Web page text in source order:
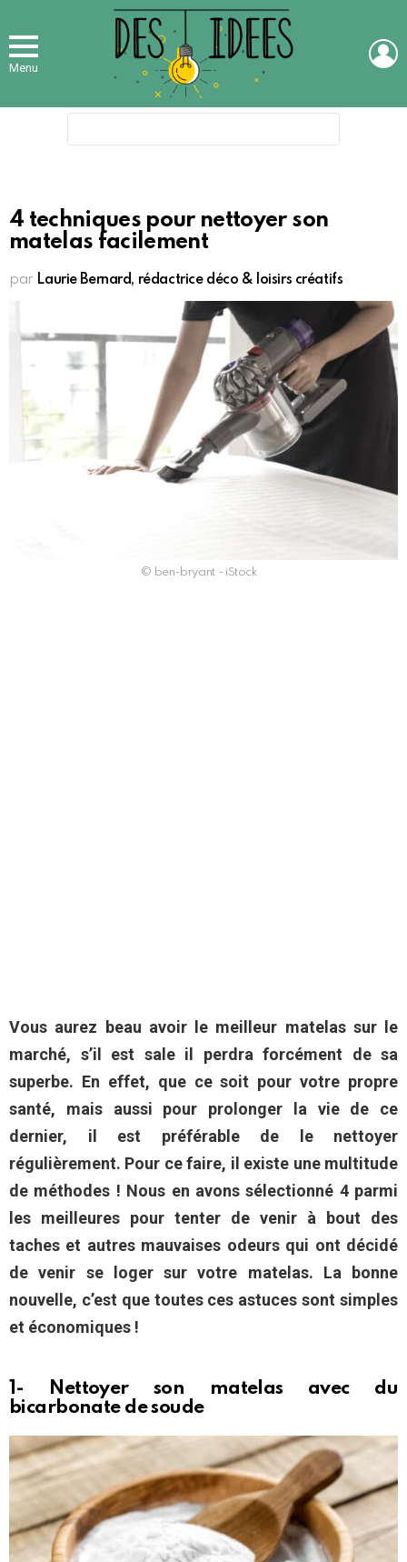
Menu
4 techniques pour nettoyer son
matelas facilement
par Laurie Bernard, rédactrice déco & loisirs créatifs
© ben-bryant - iStock
Vous aurez beau avoir le meilleur matelas sur le
marché, s’il est sale il perdra forcément de sa
superbe. En effet, que ce soit pour votre propre
santé, mais aussi pour prolonger la vie de ce
dernier, il est préférable de le nettoyer
régulièrement. Pour ce faire, il existe une multitude
de méthodes ! Nous en avons sélectionné 4 parmi
les meilleures pour tenter de venir à bout des
taches et autres mauvaises odeurs qui ont décidé
de venir se loger sur votre matelas. La bonne
nouvelle, c’est que toutes ces astuces sont simples
et économiques !
1- Nettoyer son matelas avec du
bicarbonate de soude